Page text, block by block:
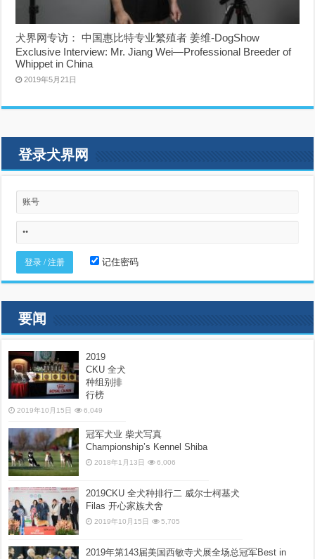
犬界网专访： 中国惠比特专业繁殖者 姜维-DogShow
Exclusive Interview: Mr. Jiang Wei—Professional Breeder of
Whippet in China
2019年5月21日
登录犬界网
记住密码
要闻
2019
CKU 全犬
种组别排
行榜
2019年10月15日 6,049
冠军犬业 柴犬写真
Championship’s Kennel Shiba
2018年1月13日 6,006
2019CKU 全犬种排行二 威尔士柯基犬
Filas 开心家族犬舍
2019年10月15日 5,705
2019年第143届美国西敏寺犬展全场总冠军Best in